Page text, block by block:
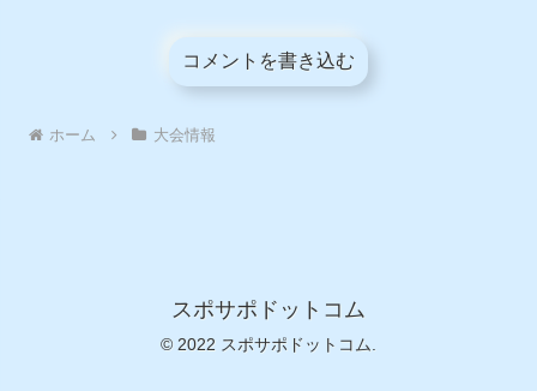
コメントを書き込む
ホーム 大会情報
スポサポドットコム
© 2022 スポサポドットコム.